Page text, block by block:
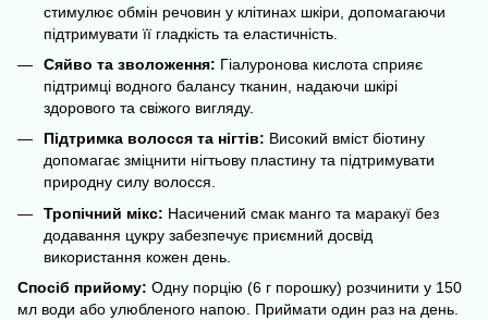
стимулює обмін речовин у клітинах шкіри, допомагаючи
підтримувати її гладкість та еластичність.
Сяйво та зволоження: Гіалуронова кислота сприяє
підтримці водного балансу тканин, надаючи шкірі
здорового та свіжого вигляду.
Підтримка волосся та нігтів: Високий вміст біотину
допомагає зміцнити нігтьову пластину та підтримувати
природну силу волосся.
Тропічний мікс: Насичений смак манго та маракуї без
додавання цукру забезпечує приємний досвід
використання кожен день.
Спосіб прийому: Одну порцію (6 г порошку) розчинити у 150
мл води або улюбленого напою. Приймати один раз на день.